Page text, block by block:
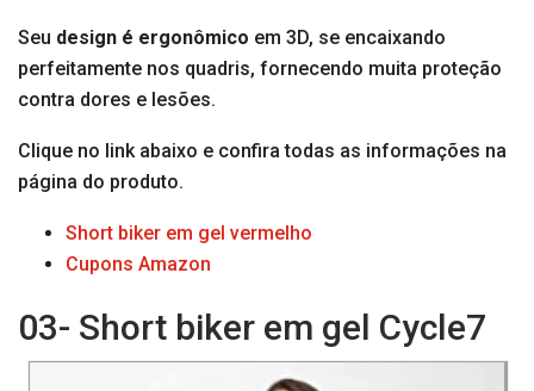
Seu design é ergonômico em 3D, se encaixando
perfeitamente nos quadris, fornecendo muita proteção
contra dores e lesões.
Clique no link abaixo e confira todas as informações na
página do produto.
Short biker em gel vermelho
Cupons Amazon
03- Short biker em gel Cycle7